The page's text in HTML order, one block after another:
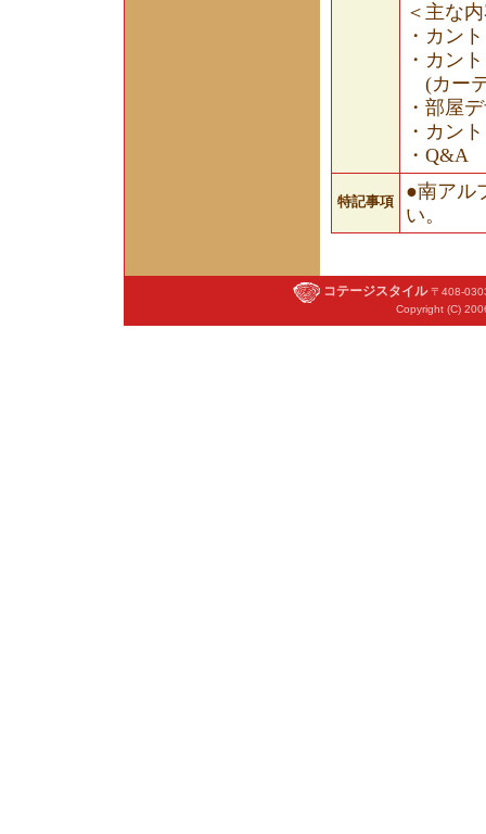
＜主な
・カン
・カン
(カー
・部屋
・カン
・Q&A
特記事項
●南アル
い。
コテージスタイル〒408-
Copyright (C)